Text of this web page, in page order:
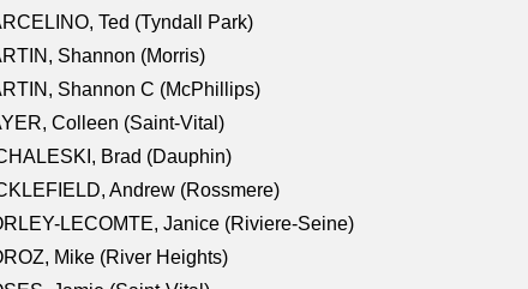
Ted (Tyndall Park)
Shannon (Morris)
Shannon C (McPhillips)
Colleen (Saint-Vital)
Brad (Dauphin)
Andrew (Rossmere)
LECOMTE, Janice (Riviere-Seine)
Mike (River Heights)